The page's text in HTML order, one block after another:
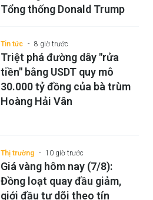
Tổng thống Donald Trump
Tin tức 8 giờ trước
Triệt phá đường dây "rửa
tiền" bằng USDT quy mô
30.000 tỷ đồng của bà trùm
Hoàng Hải Vân
Thị trường 10 giờ trước
Giá vàng hôm nay (7/8):
Đồng loạt quay đầu giảm,
giới đầu tư dõi theo tín